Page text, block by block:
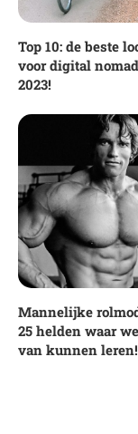
Top 10: de beste
voor digital
2023!
Mannelijke
25 helden waar
van kunnen leren!